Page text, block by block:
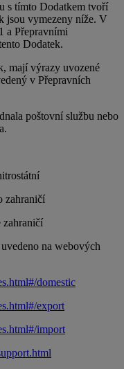
s tímto Dodatkem tvoří
jsou vymezeny níže. V
a Přepravními
Dodatek.
mají výrazy uvozené
v Přepravních
poštovní službu nebo
zahraničí
zahraničí
na webových
domestic
export
import